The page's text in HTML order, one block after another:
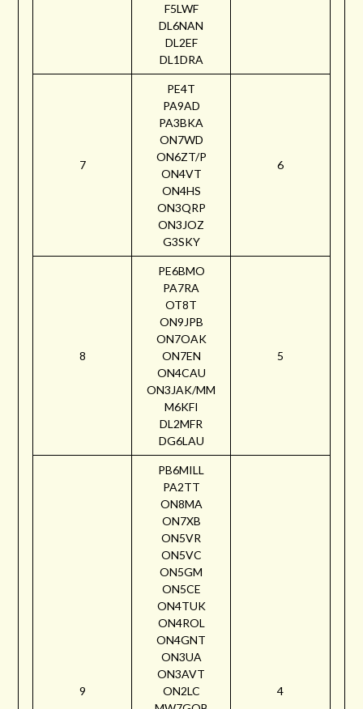
F5LWF
DL6NAN
DL2EF
DL1DRA
7
PE4T
PA9AD
PA3BKA
ON7WD
ON6ZT/P
ON4VT
ON4HS
ON3QRP
ON3JOZ
G3SKY
6
8
PE6BMO
PA7RA
OT8T
ON9JPB
ON7OAK
ON7EN
ON4CAU
ON3JAK/MM
M6KFI
DL2MFR
DG6LAU
5
9
PB6MILL
PA2TT
ON8MA
ON7XB
ON5VR
ON5VC
ON5GM
ON5CE
ON4TUK
ON4ROL
ON4GNT
ON3UA
ON3AVT
ON2LC
4